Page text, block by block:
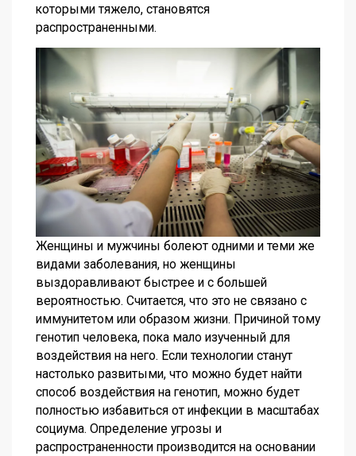
которыми тяжело, становятся
распространенными.
Женщины и мужчины болеют одними и теми же
видами заболевания, но женщины
выздоравливают быстрее и с большей
вероятностью. Считается, что это не связано с
иммунитетом или образом жизни. Причиной тому
генотип человека, пока мало изученный для
воздействия на него. Если технологии станут
настолько развитыми, что можно будет найти
способ воздействия на генотип, можно будет
полностью избавиться от инфекции в масштабах
социума. Определение угрозы и
распространенности производится на основании